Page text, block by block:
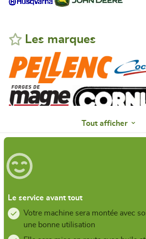
Les marques
Tout afficher
Le service avant tout
Votre machine sera montée avec
une bonne utilisation